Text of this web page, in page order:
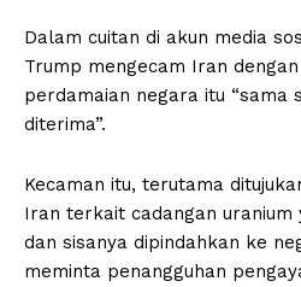
Dalam cuitan di akun media
Trump mengecam Iran
perdamaian negara itu “sama
diterima”.
Kecaman itu, terutama
Iran terkait cadangan uranium
dan sisanya dipindahkan ke
meminta penangguhan